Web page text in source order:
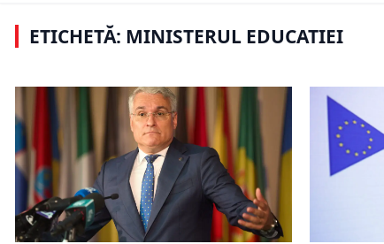
ETICHETĂ: MINISTERUL EDUCATIEI
mediilor de 10 este cel mai mic din
ultimii 13 ani
fi